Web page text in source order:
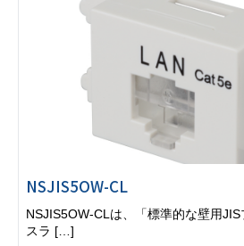
NSJIS5OW-CL
NSJIS5OW-CLは、「標準的な壁用
スラ […]